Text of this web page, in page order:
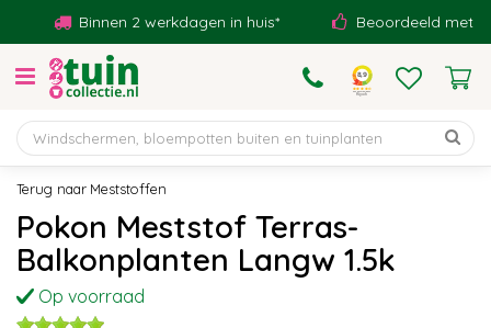
Meststoffen
Binnen 2 werkdagen in huis* Beoordeeld met een
Pokon Meststof Terras-
Balkonplanten Langw 1.5k
Op voorraad